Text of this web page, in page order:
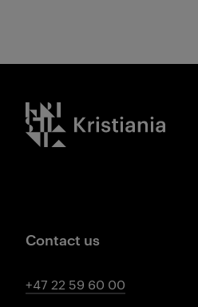
Kristiania logo
Contact us
+47 22 59 60 00